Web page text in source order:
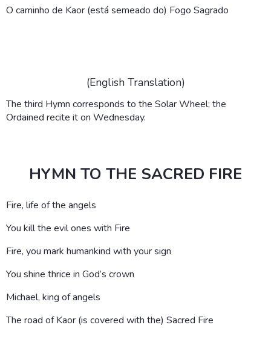
O caminho de Kaor (está semeado do) Fogo Sagrado
(English Translation)
The third Hymn corresponds to the Solar Wheel; the
Ordained recite it on Wednesday.
HYMN TO THE SACRED FIRE
Fire, life of the angels
You kill the evil ones with Fire
Fire, you mark humankind with your sign
You shine thrice in God’s crown
Michael, king of angels
The road of Kaor (is covered with the) Sacred Fire